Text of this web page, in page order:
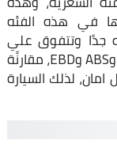
في هذه الفئه
جدًا وتتفوق علي
منافسيها، السيارة تاتي بـ 2 وسادة هوائيه وABS وEBD، مقارنًة
لذلك السيارة